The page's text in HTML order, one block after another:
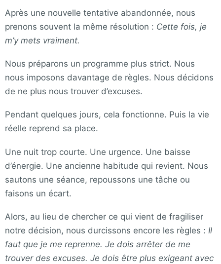
Après une nouvelle tentative abandonnée, nous
prenons souvent la même résolution : Cette fois, je
m’y mets vraiment.
Nous préparons un programme plus strict. Nous
nous imposons davantage de règles. Nous décidons
de ne plus nous trouver d’excuses.
Pendant quelques jours, cela fonctionne. Puis la vie
réelle reprend sa place.
Une nuit trop courte. Une urgence. Une baisse
d’énergie. Une ancienne habitude qui revient. Nous
sautons une séance, repoussons une tâche ou
faisons un écart.
Alors, au lieu de chercher ce qui vient de fragiliser
notre décision, nous durcissons encore les règles : Il
faut que je me reprenne. Je dois arrêter de me
trouver des excuses. Je dois être plus exigeant avec